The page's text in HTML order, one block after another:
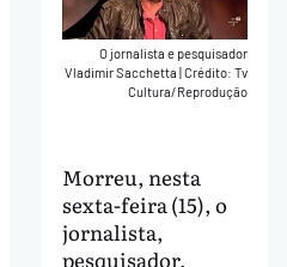
O jornalista e pesquisador
Vladimir Sacchetta|Crédito: Tv
Cultura/Reprodução
Morreu, nesta
sexta-feira (15), o
jornalista,
pesquisador,